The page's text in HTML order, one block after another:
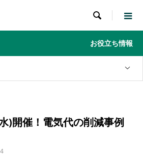

お役立ち情報
)開催！電気代の削減事例